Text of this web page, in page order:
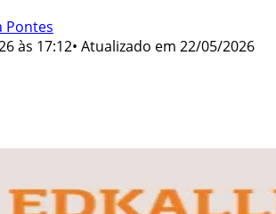
Pontes
às 17:12• Atualizado em 22/05/2026